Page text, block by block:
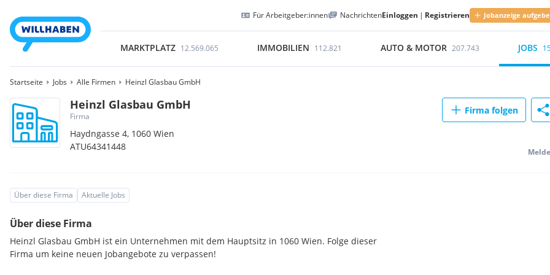
Für Arbeitgeber:innen NachrichtenEinloggen | Registrieren Jobanzeige
MARKTPLATZ 12.569.065 IMMOBILIEN 112.821 AUTO & MOTOR 207.743 JOBS
Startseite Jobs Alle Firmen Heinzl Glasbau GmbH
Heinzl Glasbau GmbH
Firma
Haydngasse 4, 1060Wien
ATU64341448
Firma folgen
Über diese Firma Aktuelle Jobs
Über diese Firma
Heinzl Glasbau GmbH ist ein Unternehmen mit dem Hauptsitz in 1060 Wien. Folge dieser
Firma um keine neuen Jobangebote zu verpassen!